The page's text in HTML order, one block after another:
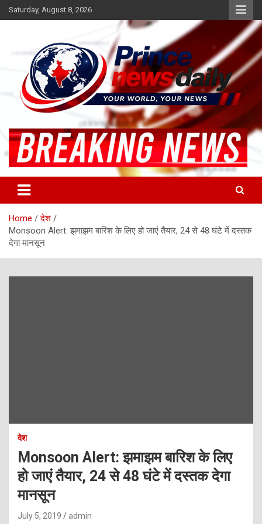
Skip
to
Saturday, August 8, 2026
Princenews Daily
Home
देश
Monsoon Alert: झमाझम बारिश के लिए हो जाएं तैयार, 24 से 48 घंटे में दस्तक
देगा मानसून
देश
Monsoon Alert: झमाझम बारिश के लिए
हो जाएं तैयार, 24 से 48 घंटे में दस्तक देगा
मानसून
July 5, 2019 admin